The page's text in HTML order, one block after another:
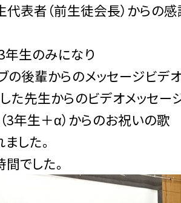
代表者（前生徒会長）からの
年生のみになり
の後輩からのメッセージビデ
た先生からのビデオメッセー
3年生＋α）からのお祝いの歌
した。
でした。